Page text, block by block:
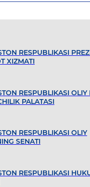
RESPUBLIKASI
XIZMATI
RESPUBLIKASI OLIY
PALATASI
RESPUBLIKASI OLIY
SENATI
RESPUBLIKASI